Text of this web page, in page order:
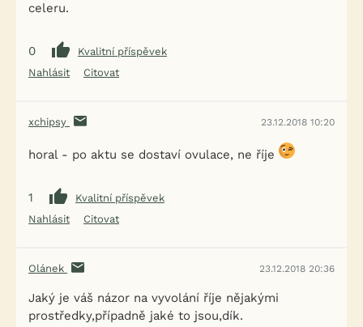
celeru.
0
Kvalitní příspěvek
Nahlásit
Citovat
xchipsy 23.12.2018 10:20
horal - po aktu se dostaví ovulace, ne říje
1
Kvalitní příspěvek
Nahlásit
Citovat
Olánek 23.12.2018 20:36
Jaký je váš názor na vyvolání říje nějakými
prostředky,případně jaké to jsou,dík.